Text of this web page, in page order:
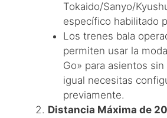
Tokaido/Sanyo/
específico habilitado
Los trenes bala
permiten usar la
Go» para asientos
igual necesitas
previamente.
Distancia Máxima de